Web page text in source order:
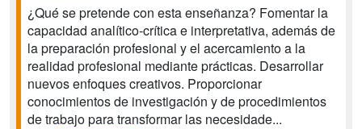
¿Qué se pretende con esta enseñanza? Fomentar la
capacidad analítico-crítica e interpretativa, además de
la preparación profesional y el acercamiento a la
realidad profesional mediante prácticas. Desarrollar
nuevos enfoques creativos. Proporcionar
conocimientos de investigación y de procedimientos
de trabajo para transformar las necesidade...